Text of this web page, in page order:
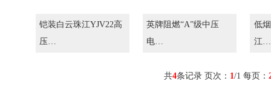
铠装白云珠江YJV22高
压…
英牌阻燃“A”级中压
电…
低
江…
共4条记录 页次： 1/1 每页：